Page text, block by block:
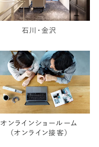
石川・金沢
オンラインショールーム
（オンライン接客）